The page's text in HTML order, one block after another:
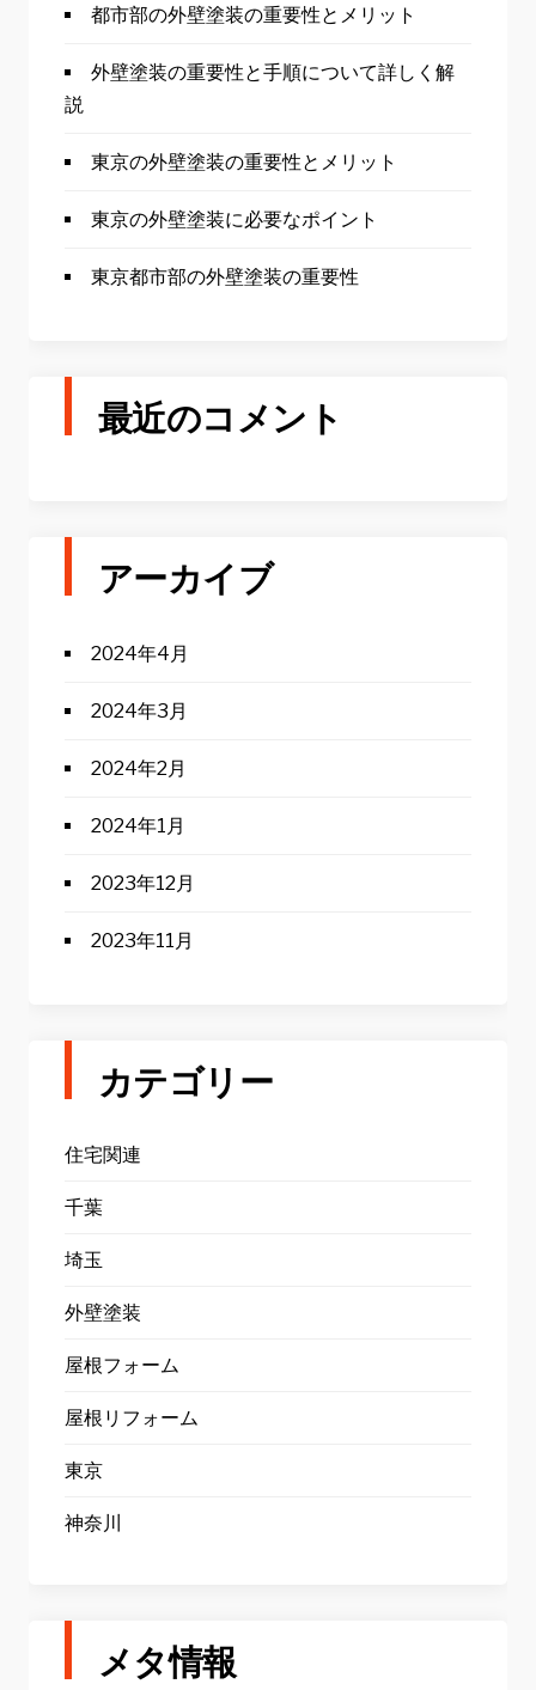
都市部の外壁塗装の重要性とメリット
外壁塗装の重要性と手順について詳しく解
説
東京の外壁塗装の重要性とメリット
東京の外壁塗装に必要なポイント
東京都市部の外壁塗装の重要性
最近のコメント
アーカイブ
2024年4月
2024年3月
2024年2月
2024年1月
2023年12月
2023年11月
カテゴリー
住宅関連
千葉
埼玉
外壁塗装
屋根フォーム
屋根リフォーム
東京
神奈川
メタ情報